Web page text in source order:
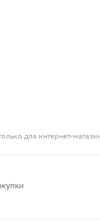
для интернет-